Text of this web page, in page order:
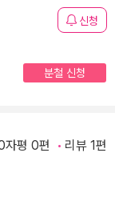
신청
분철 신청
자평 0편 리뷰 1편